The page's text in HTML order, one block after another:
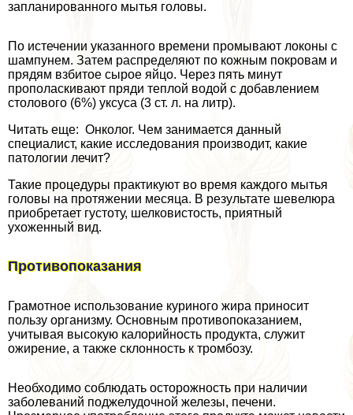
запланированного мытья головы.
По истечении указанного времени промывают локоны с
шампунем. Затем распределяют по кожным покровам и
прядям взбитое сырое яйцо. Через пять минут
прополаскивают пряди теплой водой с добавлением
столового (6%) уксуса (3 ст. л. на литр).
Читать еще: Онколог. Чем занимается данный
специалист, какие исследования производит, какие
патологии лечит?
Такие процедуры пpaктикуют во время каждого мытья
головы на протяжении месяца. В результате шевелюра
приобретает густоту, шелковистость, приятный
ухоженный вид.
Противопоказания
Грамотное использование куриного жира приносит
пользу организму. Основным противопоказанием,
учитывая высокую калорийность продукта, служит
ожирение, а также склонность к тромбозу.
Необходимо соблюдать осторожность при наличии
заболеваний поджелудочной железы, печени.